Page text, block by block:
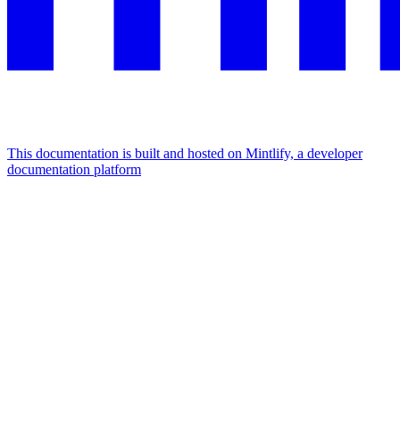
This documentation is built and hosted on Mintlify, a developer
documentation platform